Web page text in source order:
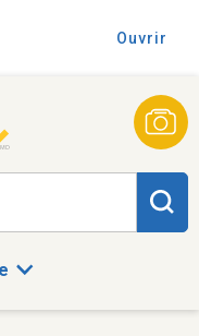
Ouvrir